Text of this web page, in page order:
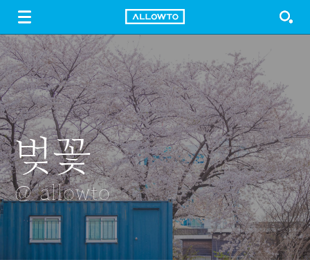
FREE DOWNLOAD GUIDE LOGIN SIGN UP
벚꽃
@ allowto
야간 벚꽃
@ allowto
거울속으로
@ allowto
쌍계루
@ allowto
핑크 댑싸리
@ allowto